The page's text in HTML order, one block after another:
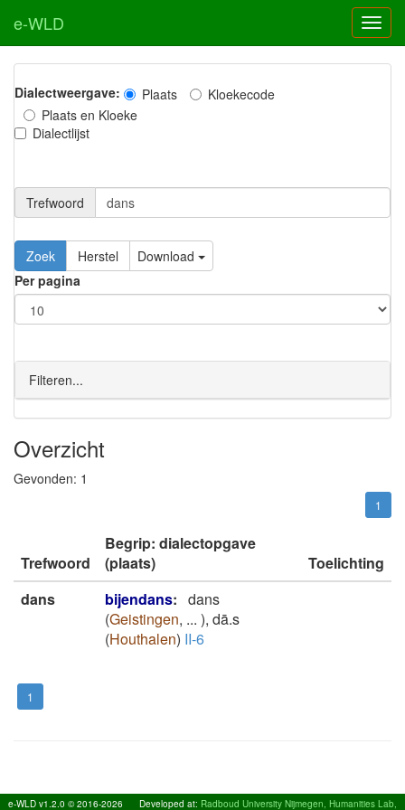
e-WLD
Dialectweergave: Plaats
Kloekecode
Plaats en Kloeke
Dialectlijst
Trefwoord
Download
Per pagina
Filteren...
Overzicht
Gevonden: 1
1
Trefwoord
Begrip: dialectopgave
(plaats)
Toelichting
dans
bijendans: dans
(Geistingen, ... ), dā.s
(Houthalen) II-6
1
e-WLD v1.2.0 © 2016-2026 Developed at: Radboud University Nijmegen, Humanities Lab,